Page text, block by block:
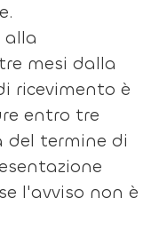
alla
mesi dalla
ricevimento è
entro tre
del termine di
l'avviso non è